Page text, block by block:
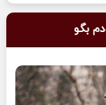
بگو